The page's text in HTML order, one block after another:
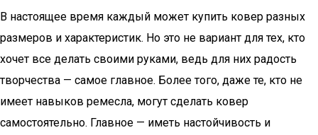
В настоящее время каждый может купить ковер разных
размеров и характеристик. Но это не вариант для тех, кто
хочет все делать своими руками, ведь для них радость
творчества — самое главное. Более того, даже те, кто не
имеет навыков ремесла, могут сделать ковер
самостоятельно. Главное — иметь настойчивость и